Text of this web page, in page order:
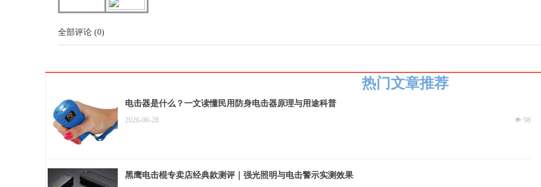
全部评论 (0)
热门文章推荐
电击器是什么？一文读懂民用防身电击器原理与用途科普
넶 98
2026-06-28
黑鹰电击棍专卖店经典款测评｜强光照明与电击警示实测效果